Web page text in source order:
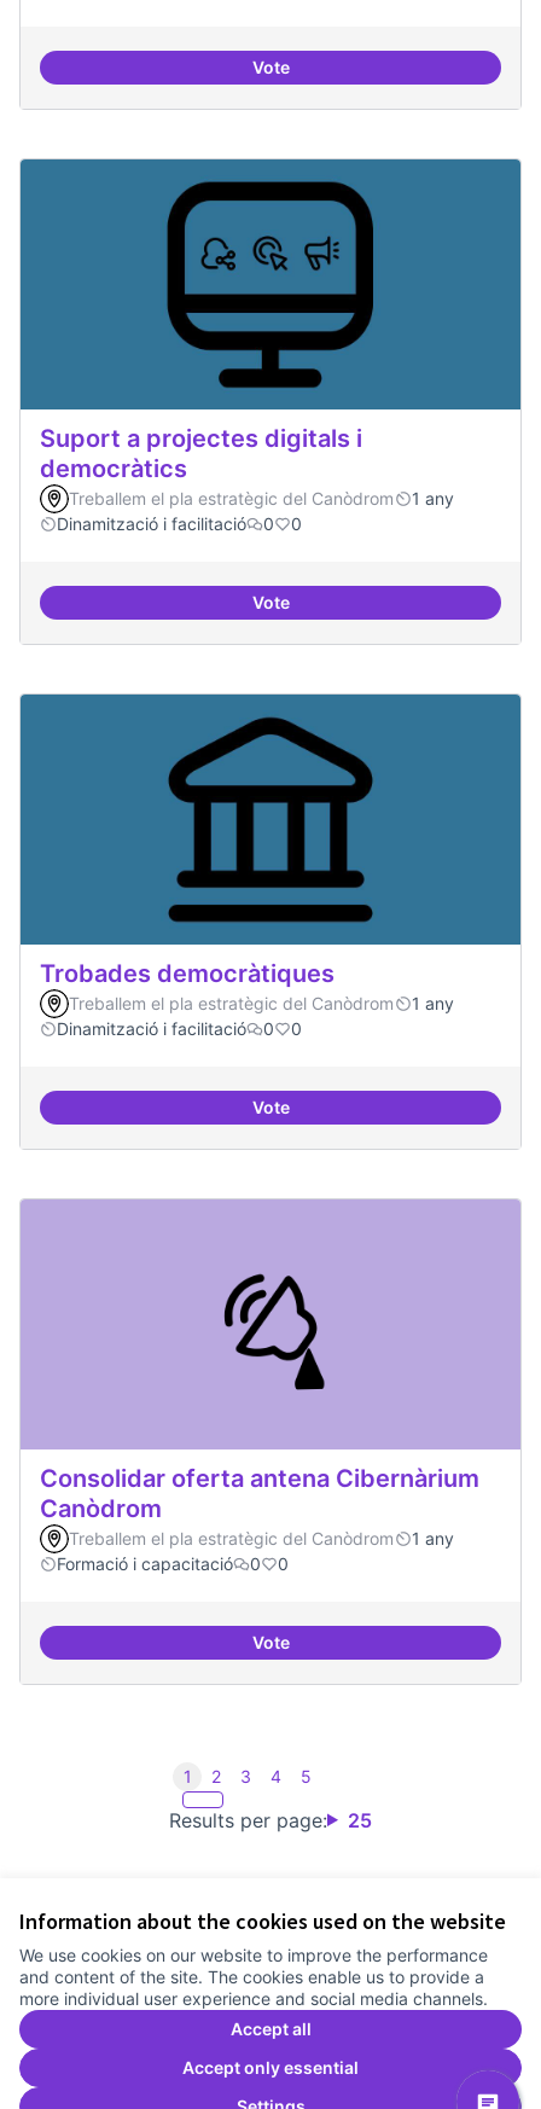
Information about the cookies used on the website
We use cookies on our website to improve the performance
and content of the site. The cookies enable us to provide a
more individual user experience and social media channels.
Accept all
Accept only essential
VoteTreball en xarxa amb projectes
Suport a projectes digitals i
democràtics
Treballem el pla estratègic del Canòdrom
1 any
Dinamització i facilitació
0 0
VoteSuport a projectes digitals i
Trobades democràtiques
Treballem el pla estratègic del Canòdrom
1 any
Dinamització i facilitació
0 0
VoteTrobades democràtiques
Consolidar oferta antena Cibernàrium
Canòdrom
Treballem el pla estratègic del Canòdrom
1 any
Formació i capacitació
0 0
VoteConsolidar oferta antena
Results per page: 25
1 2 3 4 5
Cookie settings
Comunitat Canòdrom at Facebook
(External link)
Comunitat Canòdrom at Instagram
(External link)
Comunitat Canòdrom at YouTube
(External link)
English
Triar la llenguaElegir el idiomaChoose language